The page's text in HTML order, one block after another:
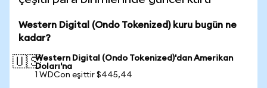
Western Digital (Ondo Tokenized) kuru bugün ne
kadar?
🇺🇸Western Digital (Ondo Tokenized)'dan Amerikan
Doları'na
1 WDCon eşittir $445,44